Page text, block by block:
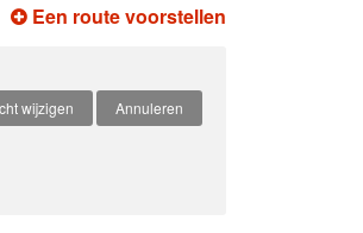
Een route voorstellen
wijzigen Annuleren